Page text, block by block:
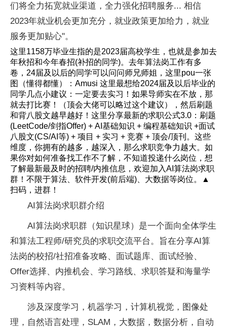
们将全力拓宽就业渠道，全力强化招聘服务... 相信
2023年就业机会更加充分，就业政策更加给力，就业
服务更加贴心"。
这里1158万毕业生指的是2023届高校学生，也就是参加去
年秋招和今年春招(补招的同学)。去年算法岗工作有多
卷，24届及以后的同学可以问问师兄师姐，这里pou一张
图（懂得都懂）：Amusi 这里最想给2024届及以后毕业的
同学几点小建议：一定要去实习！如果导师实在不放，那
就去打比赛！（顶会大佬可以略过这个建议），然后刷题
和背八股文越早越好！这里分享最新的求职公式3.0：刷题
(LeetCode/剑指Offer) + AI基础知识 + 编程基础知识 +面试
八股文(CS/AI等) + 项目 + 实习 + 竞赛 + 顶会/顶刊。这些
维度，你拥有的越多，越深入，那么求职竞争力越大。如
果你对如何准备找工作不了解，不知道投递什么岗位，想
了解最新最及时的招聘/内推信息，欢迎加入AI算法岗求职
群！不限于算法、软件开发(前后端)、大数据等岗位。▲
扫码，进群！
AI算法岗求职群介绍
AI算法岗求职群（知识星球）是一个面向全体学生
和算法工程师/研究员的求职交流平台。旨在分享AI算
法岗的校招/社招准备攻略、面试题库、面试经验、
Offer选择、内推机会、学习路线、求职答疑和海量学
习资料等内容。
涉及深度学习，机器学习，计算机视觉，图像处
理，自然语言处理，SLAM，大数据，数据分析，自动